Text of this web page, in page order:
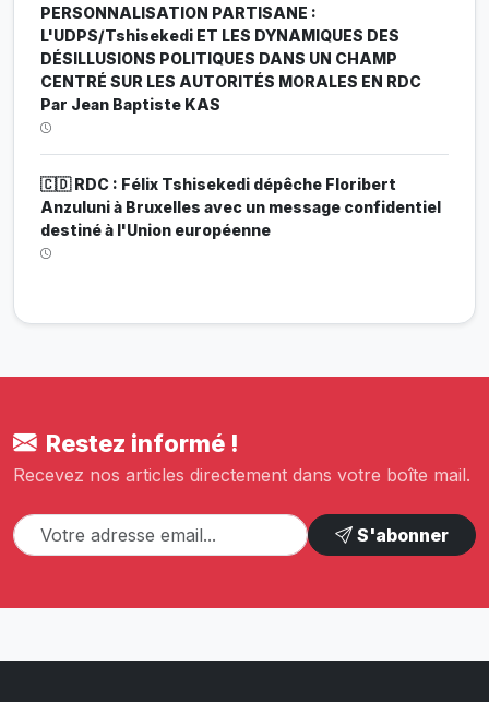
PERSONNALISATION PARTISANE :
L'UDPS/Tshisekedi ET LES DYNAMIQUES DES
DÉSILLUSIONS POLITIQUES DANS UN CHAMP
CENTRÉ SUR LES AUTORITÉS MORALES EN RDC
Par Jean Baptiste KAS
🇨🇩 RDC : Félix Tshisekedi dépêche Floribert
Anzuluni à Bruxelles avec un message confidentiel
destiné à l'Union européenne
Restez informé !
Recevez nos articles directement dans votre boîte mail.
S'abonner